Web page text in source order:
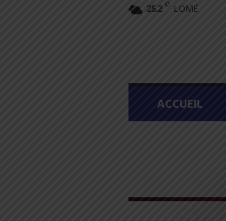
25.2 C LOMÉ
L
M
ACCUEIL